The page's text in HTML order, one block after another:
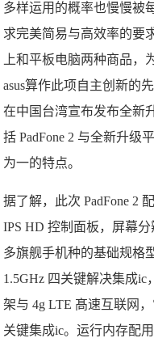
多样运用的概率也慢慢被
求完美简易与高效率的要
上和平板电脑两种商品，
asus算作此项自主创新的
在中国台湾宣布发布全新
括 PadFone 2 与全新升级
为一的特点。
据了解，此次 PadFone 2
IPS HD 控制面板，屏幕
多旗舰手机种的基础规格
1.5GHz 四关键解决集成ic
架与 4g LTE 髙速互联网
关键集成ic。运行内存配